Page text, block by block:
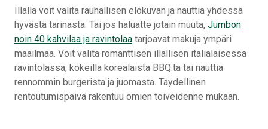
Illalla voit valita rauhallisen elokuvan ja nauttia yhdessä
hyvästä tarinasta. Tai jos haluatte jotain muuta, Jumbon
noin 40 kahvilaa ja ravintolaa tarjoavat makuja ympäri
maailmaa. Voit valita romanttisen illallisen italialaisessa
ravintolassa, kokeilla korealaista BBQ:ta tai nauttia
rennommin burgerista ja juomasta. Täydellinen
rentoutumispäivä rakentuu omien toiveidenne mukaan.